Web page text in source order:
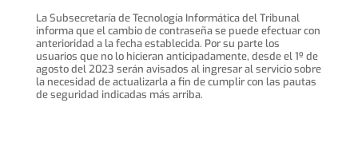
La Subsecretaría de Tecnología Informática del Tribunal
informa que el cambio de contraseña se puede efectuar con
anterioridad a la fecha establecida. Por su parte los
usuarios que no lo hicieran anticipadamente, desde el 1º de
agosto del 2023 serán avisados al ingresar al servicio sobre
la necesidad de actualizarla a fin de cumplir con las pautas
de seguridad indicadas más arriba.